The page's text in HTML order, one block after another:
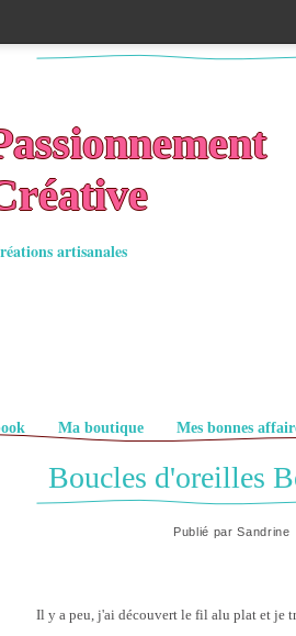
artisanales
Ma boutique Mes bonnes
Boucles d'oreilles
Publié parSandrine
Il y a peu, j'ai découvert le fil alu plat et je